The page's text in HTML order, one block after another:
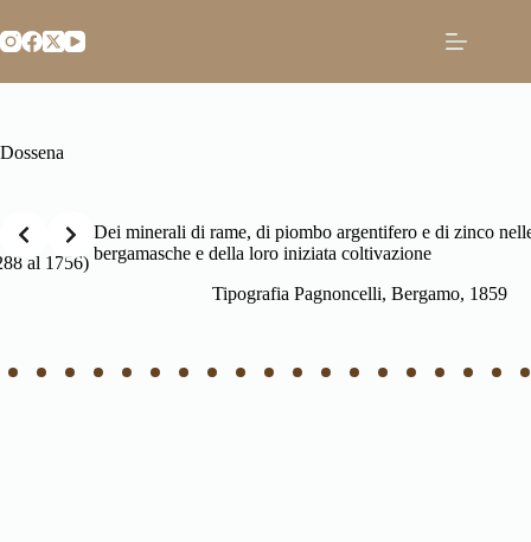
al
contenuto
Dossena
Dei minerali di rame, di piombo argentifero e di zinco nelle Alpi
bergamasche e della loro iniziata coltivazione
Tipografia Pagnoncelli, Bergamo, 1859